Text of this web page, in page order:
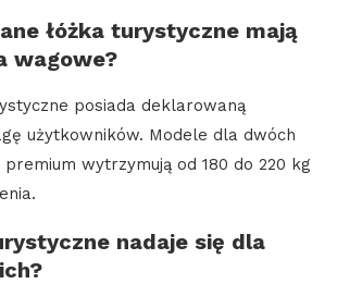
łóżka turystyczne mają
wagowe?
posiada deklarowaną
użytkowników. Modele dla dwóch
wytrzymują od 180 do 220 kg
nadaje się dla